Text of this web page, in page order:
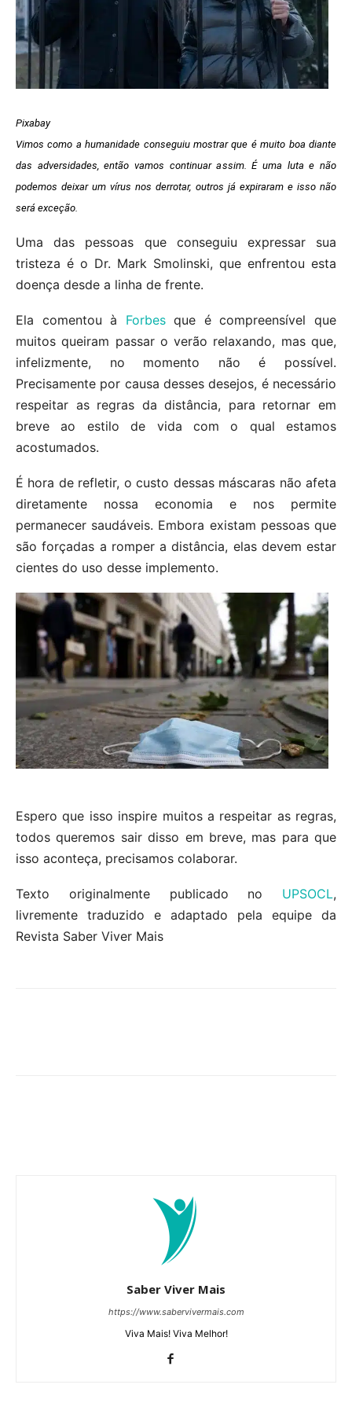
Pixabay
Vimos como a humanidade conseguiu mostrar que é muito boa diante
das adversidades, então vamos continuar assim. É uma luta e não
podemos deixar um vírus nos derrotar, outros já expiraram e isso não
será exceção.
Uma das pessoas que conseguiu expressar sua
tristeza é o Dr. Mark Smolinski, que enfrentou esta
doença desde a linha de frente.
Ela comentou à Forbesque é compreensível que
muitos queiram passar o verão relaxando, mas que,
infelizmente, no momento não é possível.
Precisamente por causa desses desejos, é necessário
respeitar as regras da distância, para retornar em
breve ao estilo de vida com o qual estamos
acostumados.
É hora de refletir, o custo dessas máscaras não afeta
diretamente nossa economia e nos permite
permanecer saudáveis. Embora existam pessoas que
são forçadas a romper a distância, elas devem estar
cientes do uso desse implemento.
Espero que isso inspire muitos a respeitar as regras,
todos queremos sair disso em breve, mas para que
isso aconteça, precisamos colaborar.
Texto originalmente publicado no UPSOCL,
livremente traduzido e adaptado pela equipe da
Revista Saber Viver Mais
Saber Viver Mais
https://www.sabervivermais.com
Viva Mais! Viva Melhor!